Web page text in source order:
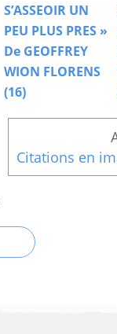
S’ASSEOIR UN
PEU PLUS PRES »
De GEOFFREY
WION FLORENS
(16)